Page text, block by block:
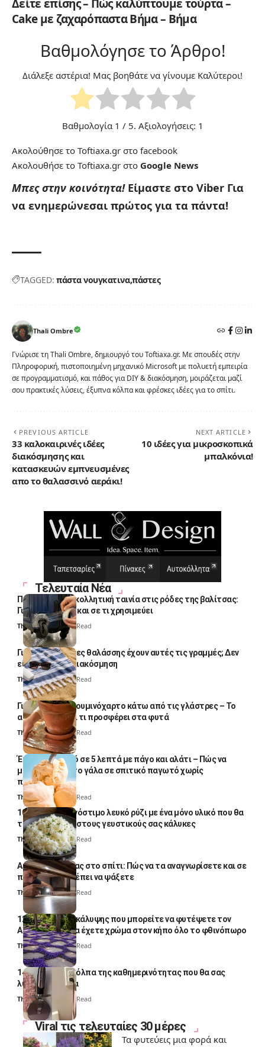
Δείτε επίσης – Πώς καλύπτουμε τούρτα –
Cake με ζαχαρόπαστα Βήμα – Βήμα
Βαθμολόγησε το Άρθρο!
Διάλεξε αστέρια! Μας βοηθάτε να γίνουμε Καλύτεροι!
Βαθμολογία 1 / 5. Αξιολογήσεις: 1
Ακολούθησε το Toftiaxa.gr στο facebook
Ακολουθήσε το Toftiaxa.gr στο Google News
Μπες στην κοινότητα! Είμαστε στο Viber Για
να ενημερώνεσαι πρώτος για τα πάντα!
TAGGED: πάστα νουγκατιναπάστες
Thali Ombre
Γνώρισε τη Thali Ombre, δημιουργό του Toftiaxa.gr. Με σπουδές στην
Πληροφορική, πιστοποιημένη μηχανικό Microsoft με πολυετή εμπειρία
σε προγραμματισμό, και πάθος για DIY & διακόσμηση, μοιράζεται μαζί
σου πρακτικές λύσεις, έξυπνα κόλπα και φρέσκες ιδέες για το σπίτι.
PREVIOUS ARTICLE
33 καλοκαιρινές ιδέες
διακόσμησης και
κατασκευών εμπνευσμένες
απο το θαλασσινό αεράκι!
NEXT ARTICLE
10 ιδέες για μικροσκοπικά
μπαλκόνια!
Τελευταία Νέα
Πολλοί βάζουν κολλητική ταινία στις ρόδες της βαλίτσας:
Γιατί το κάνουν και σε τι χρησιμεύει
Thali Ombre 4 Min Read
Γιατί οι πετσέτες θαλάσσης έχουν αυτές τις γραμμές; Δεν
είναι μόνο για διακόσμηση
Thali Ombre5 Min Read
Γιατί βάζουν αλουμινόχαρτο κάτω από τις γλάστρες – Το
απλό κόλπο και τι προσφέρει στα φυτά
Thali Ombre4 Min Read
Έτοιμο παγωτό σε 5 λεπτά με πάγο και αλάτι – Πώς να
μετατρέψετε το γάλα σε σπιτικό παγωτό χωρίς
παγωτομηχανή
Thali Ombre 4 Min Read
10 φορές ποιο νόστιμο λευκό ρύζι με ένα μόνο υλικό που θα
το απογειώσει στους γευστικούς σας κάλυκες
Thali Ombre4 Min Read
Αυγά κατσαρίδας στο σπίτι: Πώς να τα αναγνωρίσετε και σε
ποια σημεία πρέπει να ψάξετε
Thali Ombre4 Min Read
12 φυτά εδαφοκάλυψης που μπορείτε να φυτέψετε τον
Αύγουστο για να έχετε χρώμα στον κήπο όλο το φθινόπωρο
Thali Ombre7 Min Read
14 πανέξυπνα κόλπα της καθημερινότητας που θα σας
λύσουν τα χέρια
Thali Ombre 6 Min Read
Viral τις τελευταίες 30 μέρες
Τα φυτεύεις μια φορά και